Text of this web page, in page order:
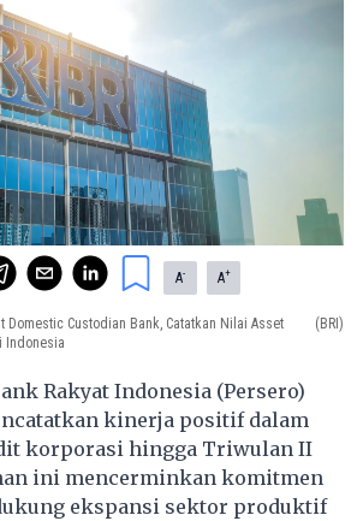
A- A+
Domestic Custodian Bank, Catatkan Nilai Asset
Indonesia
(BRI)
Rakyat Indonesia (Persero)
kinerja positif dalam
korporasi hingga Triwulan II
ini mencerminkan komitmen
ekspansi sektor produktif